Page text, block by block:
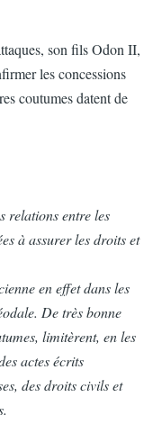
son fils Odon II,
les concessions
coutumes datent de
relations entre les
à assurer les droits et
en effet dans les
De très bonne
limitèrent, en les
actes écrits
des droits civils et